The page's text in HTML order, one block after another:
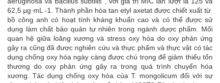
62,5 μg·mL -1. Thành phần hòa tan etyl axetat được chiết xuất từ ​​
bồ công anh có hoạt tính kháng khuẩn cao và có thể được sử
dụng làm chất bảo quản tự nhiên trong ngành dược phẩm. Mối
quan hệ giữa loãng xương và stress oxy hóa do oxy phản ứng
gây ra cũng đã được nghiên cứu và thực phẩm và thực vật có tác
dụng chống oxy hóa ngày càng được chú trọng để giảm thiểu tổn
thương do oxy phản ứng gây ra trong quá trình chuyển hóa
xương. Tác dụng chống oxy hóa của T. mongolicum đối với sự